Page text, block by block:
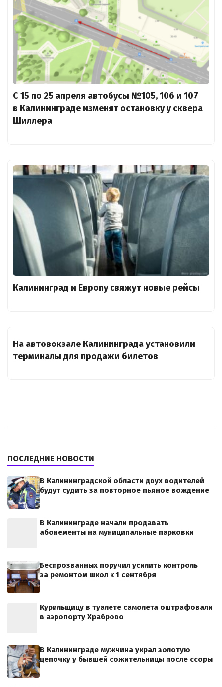
С 15 по 25 апреля автобусы №105, 106 и 107
в Калининграде изменят остановку у сквера
Шиллера
Калининград и Европу свяжут новые рейсы
На автовокзале Калининграда установили
терминалы для продажи билетов
ПОСЛЕДНИЕ НОВОСТИ
В Калининградской области двух водителей
будут судить за повторное пьяное вождение
В Калининграде начали продавать
абонементы на муниципальные парковки
Беспрозванных поручил усилить контроль
за ремонтом школ к 1 сентября
Курильщицу в туалете самолета оштрафовали
в аэропорту Храброво
В Калининграде мужчина украл золотую
цепочку у бывшей сожительницы после ссоры